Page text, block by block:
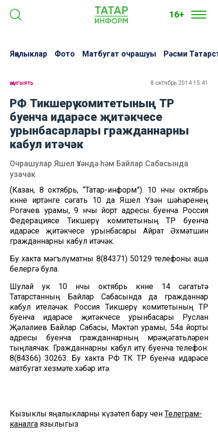
16+
Яңалыклар Фото Матбугат очрашуы Рәсми
җәмгыять 8 октябрь 2014 15:41
РФ Тикшерү комитетының ТР
буенча идарәсе җитәкчесе
урынбасарлары гражданнарны
кабул итәчәк
Очрашулар Яшел Үзәндә һәм Байлар Сабасында
узачак
(Казан, 8 октябрь, “Татар-информ”). 10 нчы октябрь
көнне иртәнге сәгать 10 да Яшел Үзән шәһәренең
Рогачев урамы, 9 нчы йорт адресы буенча Россия
Федерациясе Тикшерү комитетының ТР буенча
идарәсе җитәкчесе урынбасары Айрат Әхмәтшин
гражданнарны кабул итәчәк.
Бу хакта мәгълүматны 8(84371) 50129 телефоны аша
белергә була.
Шулай ук 10 нчы октябрь көнне 14 сәгатьтә
Татарстанның Байлар Сабасында да гражданнар
кабул ителәчәк. Россия Тикшерү комитетының ТР
буенча идарәсе җитәкчесе урынбасары Руслан
Җәләлиев Байлар Сабасы, Мәктәп урамы, 54а йорты
адресы буенча гражданнарның мөрәҗәгатьләрен
тыңлаячак. Гражданнарны кабул итү буенча телефон:
8(84366) 30263. Бу хакта РФ ТК ТР буенча идарәсе
матбугат хезмәте хәбәр итә.
Кызыклы яңалыкларны күзәтеп бару өчен Телеграм-
каналга язылыгыз